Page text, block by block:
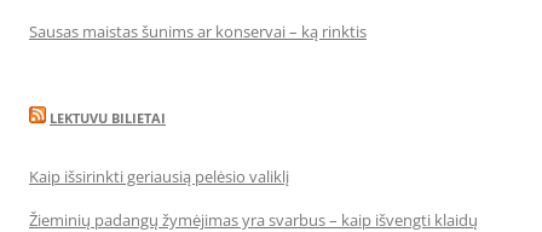
Sausas maistas šunims ar konservai – ką rinktis
LEKTUVU BILIETAI
Kaip išsirinkti geriausią pelėsio valiklį
Žieminių padangų žymėjimas yra svarbus – kaip išvengti klaidų